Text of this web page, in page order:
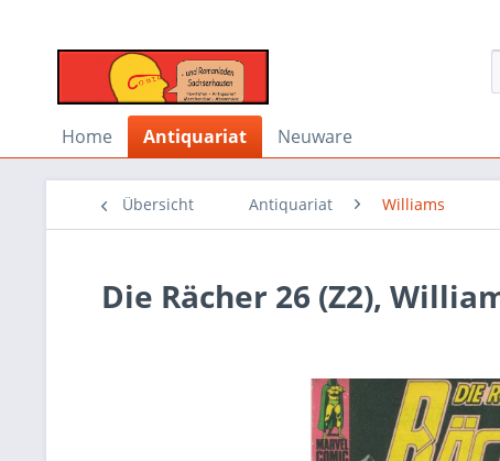
Home Antiquariat Neuware
Übersicht Antiquariat Williams
Die Rächer 26 (Z2),